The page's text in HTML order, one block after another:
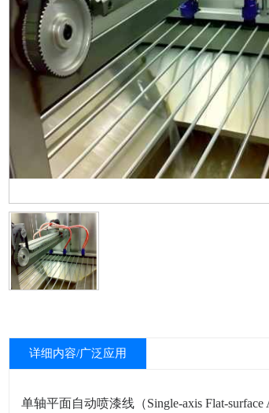
详细内容/广泛应用
单轴平面自动喷漆线（Single-axis Flat-surface